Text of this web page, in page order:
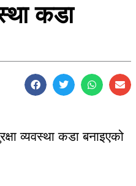
कडा
व्यवस्था कडा बनाइएको